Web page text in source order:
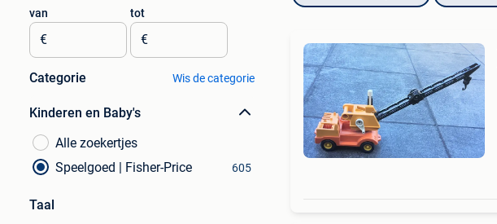
van
€
tot
€
Categorie Wis de categorie
Kinderen en Baby's
Alle zoekertjes
Speelgoed | Fisher-Price
605
Taal